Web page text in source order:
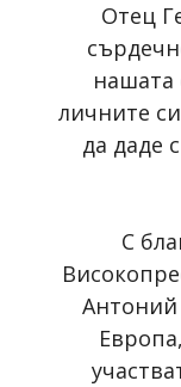
Отец
нашата
личните
да даде
С
Антоний